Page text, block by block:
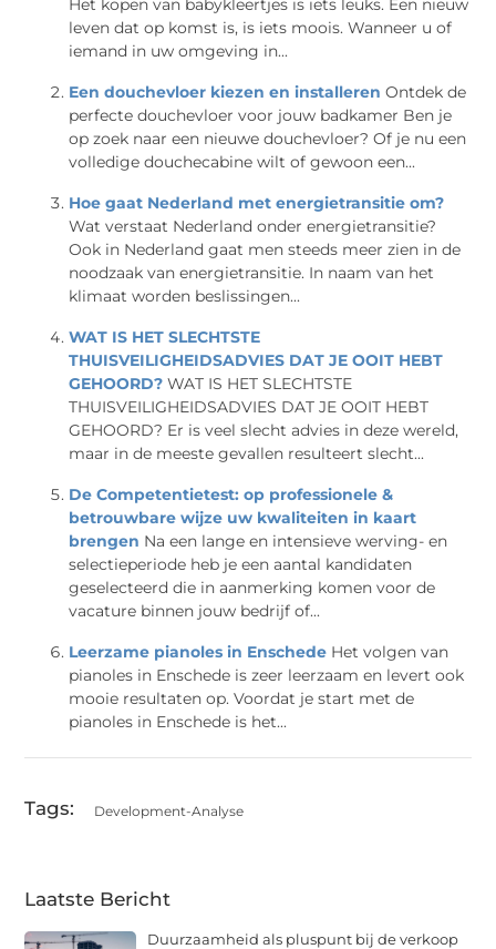
Het kopen van babykleertjes is iets leuks. Een nieuw
leven dat op komst is, is iets moois. Wanneer u of
iemand in uw omgeving in...
Een douchevloer kiezen en installeren Ontdek de
perfecte douchevloer voor jouw badkamer Ben je
op zoek naar een nieuwe douchevloer? Of je nu een
volledige douchecabine wilt of gewoon een...
Hoe gaat Nederland met energietransitie om?
Wat verstaat Nederland onder energietransitie?
Ook in Nederland gaat men steeds meer zien in de
noodzaak van energietransitie. In naam van het
klimaat worden beslissingen...
WAT IS HET SLECHTSTE
THUISVEILIGHEIDSADVIES DAT JE OOIT HEBT
GEHOORD? WAT IS HET SLECHTSTE
THUISVEILIGHEIDSADVIES DAT JE OOIT HEBT
GEHOORD? Er is veel slecht advies in deze wereld,
maar in de meeste gevallen resulteert slecht...
De Competentietest: op professionele &
betrouwbare wijze uw kwaliteiten in kaart
brengen Na een lange en intensieve werving- en
selectieperiode heb je een aantal kandidaten
geselecteerd die in aanmerking komen voor de
vacature binnen jouw bedrijf of...
Leerzame pianoles in Enschede Het volgen van
pianoles in Enschede is zeer leerzaam en levert ook
mooie resultaten op. Voordat je start met de
pianoles in Enschede is het...
Tags: Development-Analyse
Laatste Bericht
Duurzaamheid als pluspunt bij de verkoop